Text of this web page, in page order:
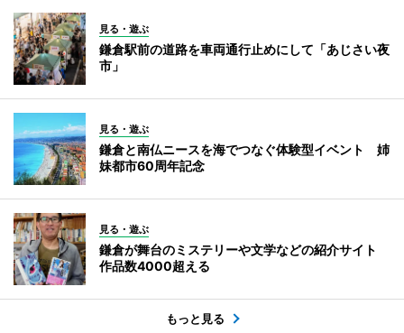
見る・遊ぶ
鎌倉駅前の道路を車両通行止めにして「あじさい夜
市」
見る・遊ぶ
鎌倉と南仏ニースを海でつなぐ体験型イベント 姉
妹都市60周年記念
見る・遊ぶ
鎌倉が舞台のミステリーや文学などの紹介サイト
作品数4000超える
もっと見る